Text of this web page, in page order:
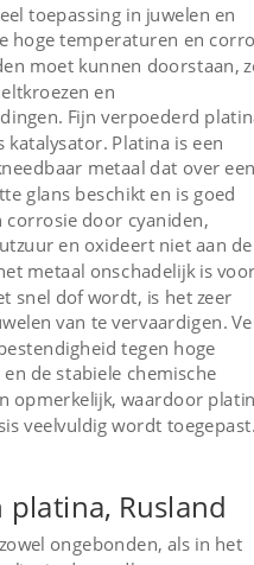
toepassing in juwelen en
hoge temperaturen en
moet kunnen doorstaan,
en
Fijn verpoederd
katalysator. Platina is een
metaal dat over een
glans beschikt en is goed
corrosie door cyaniden,
en oxideert niet aan de
metaal onschadelijk is voor
snel dof wordt, is het zeer
van te vervaardigen.
tegen hoge
de stabiele chemische
opmerkelijk, waardoor
veelvuldig wordt toegepast.
platina, Rusland
ongebonden, als in het